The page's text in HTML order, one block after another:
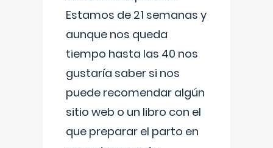
Estamos de 21 semanas y
aunque nos queda
tiempo hasta las 40 nos
gustaría saber si nos
puede recomendar algún
sitio web o un libro con el
que preparar el parto en